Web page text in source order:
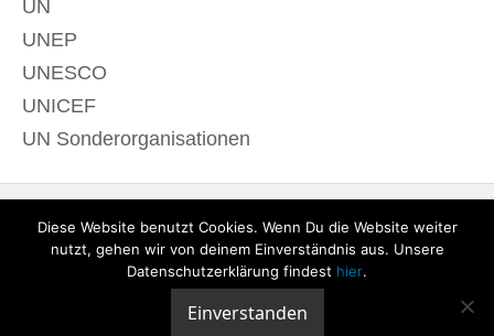
UN
UNEP
UNESCO
UNICEF
UN Sonderorganisationen
Diese Website benutzt Cookies. Wenn Du die Website weiter
nutzt, gehen wir von deinem Einverständnis aus. Unsere
Datenschutzerklärung findest hier.
Einverstanden